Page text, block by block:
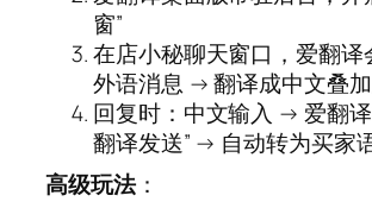
窗”
在店小秘聊天窗口，爱翻译
外语消息 → 翻译成中文叠
回复时：中文输入 → 爱翻
翻译发送” → 自动转为买家
高级玩法：